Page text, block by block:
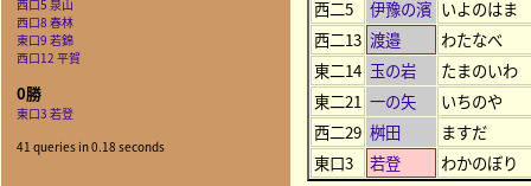
西口5 泉山
西口8 春林
東口9 若錦
西口12 平賀
0勝
東口3 若登
41 queries in 0.18 seconds
西二5 伊豫の濱 いよのはま
西二13 渡邉
わたなべ
東二14 玉の岩
たまのいわ
東二21 一の矢
いちのや
西二29 桝田
ますだ
東口3
若登 わかのぼり